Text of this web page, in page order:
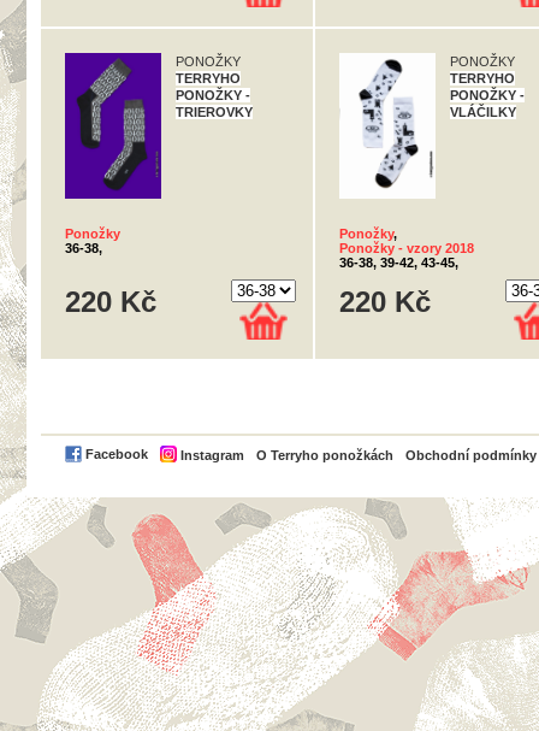
PONOŽKY
TERRYHO
PONOŽKY -
TRIEROVKY
Ponožky
36-38,
220 Kč
PONOŽKY
TERRYHO
PONOŽKY -
VLÁČILKY
Ponožky,
Ponožky - vzory 2018
36-38, 39-42, 43-45,
220 Kč
Facebook Instagram O Terryho ponožkách Obchodní podmínky
PayPal